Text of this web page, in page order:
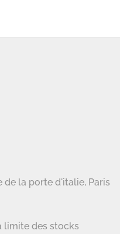
de la porte d'italie, Paris
limite des stocks